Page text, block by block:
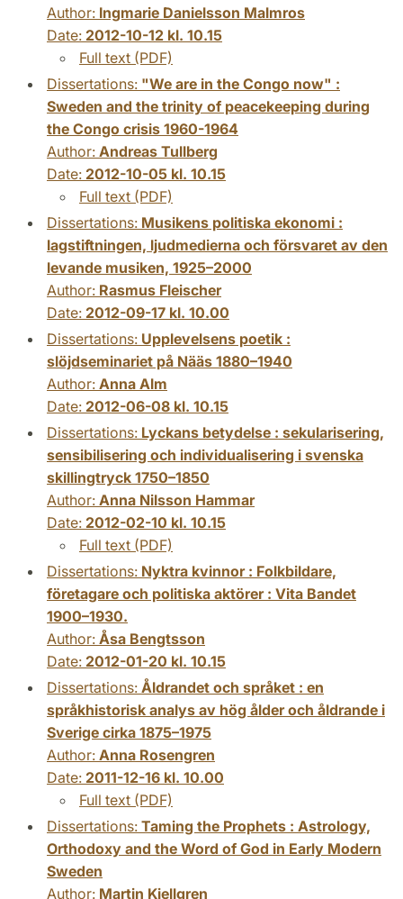
Author: Ingmarie Danielsson Malmros
Date: 2012-10-12 kl. 10.15
Full text (PDF)
Dissertations: "We are in the Congo now" :
Sweden and the trinity of peacekeeping during
the Congo crisis 1960-1964
Author: Andreas Tullberg
Date: 2012-10-05 kl. 10.15
Full text (PDF)
Dissertations: Musikens politiska ekonomi :
lagstiftningen, ljudmedierna och försvaret av den
levande musiken, 1925–2000
Author: Rasmus Fleischer
Date: 2012-09-17 kl. 10.00
Dissertations: Upplevelsens poetik :
slöjdseminariet på Nääs 1880–1940
Author: Anna Alm
Date: 2012-06-08 kl. 10.15
Dissertations: Lyckans betydelse : sekularisering,
sensibilisering och individualisering i svenska
skillingtryck 1750–1850
Author: Anna Nilsson Hammar
Date: 2012-02-10 kl. 10.15
Full text (PDF)
Dissertations: Nyktra kvinnor : Folkbildare,
företagare och politiska aktörer : Vita Bandet
1900–1930.
Author: Åsa Bengtsson
Date: 2012-01-20 kl. 10.15
Dissertations: Åldrandet och språket : en
språkhistorisk analys av hög ålder och åldrande i
Sverige cirka 1875–1975
Author: Anna Rosengren
Date: 2011-12-16 kl. 10.00
Full text (PDF)
Dissertations: Taming the Prophets : Astrology,
Orthodoxy and the Word of God in Early Modern
Sweden
Author: Martin Kjellgren